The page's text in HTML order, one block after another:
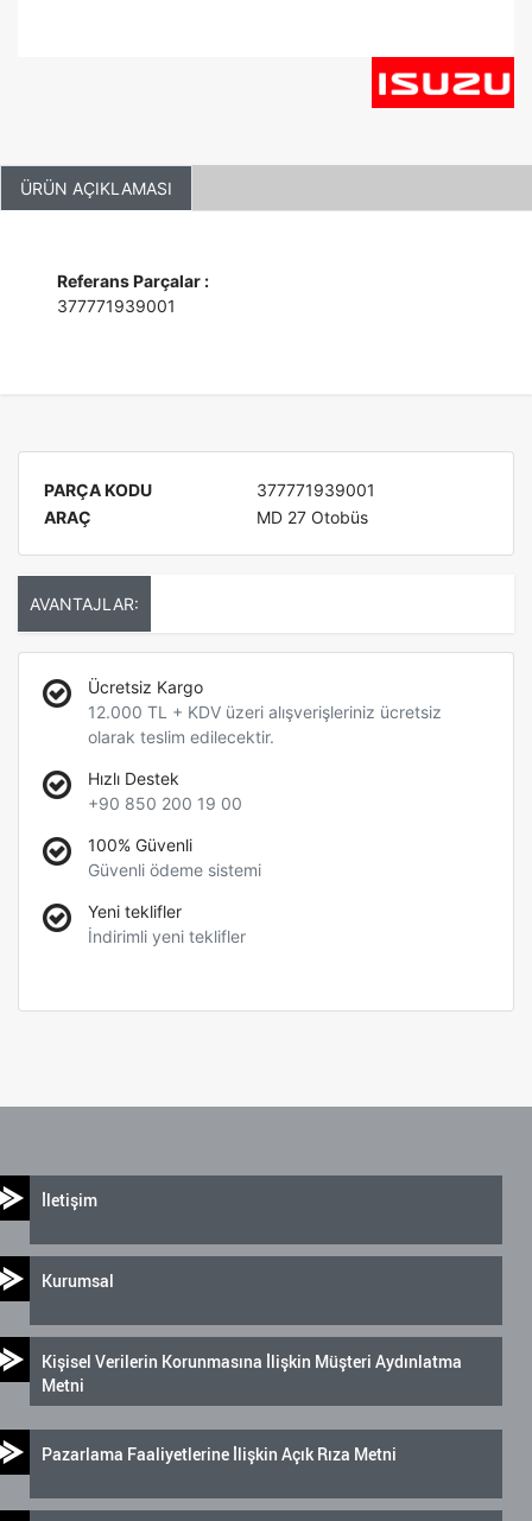
ÜRÜN AÇIKLAMASI
Referans Parçalar :
377771939001
PARÇA KODU
377771939001
ARAÇ
MD 27 Otobüs
AVANTAJLAR:
Ücretsiz Kargo
12.000 TL + KDV üzeri alışverişleriniz ücretsiz
olarak teslim edilecektir.
Hızlı Destek
+90 850 200 19 00
100% Güvenli
Güvenli ödeme sistemi
Yeni teklifler
İndirimli yeni teklifler
İletişim
Kurumsal
Kişisel Verilerin Korunmasına İlişkin Müşteri Aydınlatma
Metni
Pazarlama Faaliyetlerine İlişkin Açık Rıza Metni